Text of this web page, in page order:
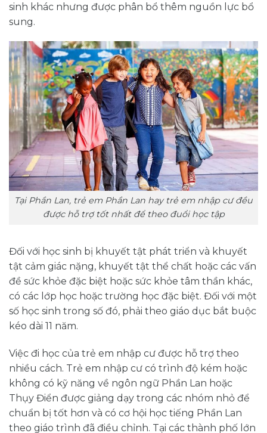
sinh khác nhưng được phân bổ thêm nguồn lực bổ
sung.
Tại Phần Lan, trẻ em Phần Lan hay trẻ em nhập cư đều
được hỗ trợ tốt nhất để theo đuổi học tập
Đối với học sinh bị khuyết tật phát triển và khuyết
tật cảm giác nặng, khuyết tật thể chất hoặc các vấn
đề sức khỏe đặc biệt hoặc sức khỏe tâm thần khác,
có các lớp học hoặc trường học đặc biệt. Đối với một
số học sinh trong số đó, phải theo giáo dục bắt buộc
kéo dài 11 năm.
Việc đi học của trẻ em nhập cư được hỗ trợ theo
nhiều cách. Trẻ em nhập cư có trình độ kém hoặc
không có kỹ năng về ngôn ngữ Phần Lan hoặc
Thụy Điển được giảng dạy trong các nhóm nhỏ để
chuẩn bị tốt hơn và có cơ hội học tiếng Phần Lan
theo giáo trình đã điều chỉnh. Tại các thành phố lớn